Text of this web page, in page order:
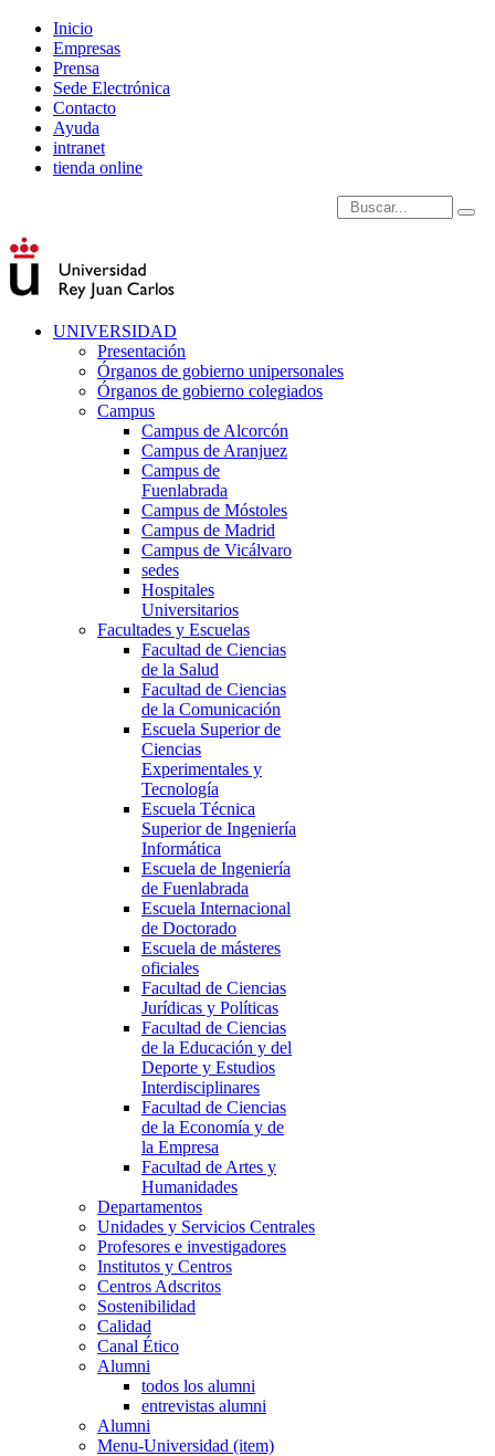
Inicio
Empresas
Prensa
Sede Electrónica
Contacto
Ayuda
intranet
tienda online
Introduce términos de
UNIVERSIDAD
Presentación
Órganos de gobierno unipersonales
Órganos de gobierno colegiados
Campus
Campus de Alcorcón
Campus de Aranjuez
Campus de
Fuenlabrada
Campus de Móstoles
Campus de Madrid
Campus de Vicálvaro
sedes
Hospitales
Universitarios
Facultades y Escuelas
Facultad de Ciencias
de la Salud
Facultad de Ciencias
de la Comunicación
Escuela Superior de
Ciencias
Experimentales y
Tecnología
Escuela Técnica
Superior de Ingeniería
Informática
Escuela de Ingeniería
de Fuenlabrada
Escuela Internacional
de Doctorado
Escuela de másteres
oficiales
Facultad de Ciencias
Jurídicas y Políticas
Facultad de Ciencias
de la Educación y del
Deporte y Estudios
Interdisciplinares
Facultad de Ciencias
de la Economía y de
la Empresa
Facultad de Artes y
Humanidades
Departamentos
Unidades y Servicios Centrales
Profesores e investigadores
Institutos y Centros
Centros Adscritos
Sostenibilidad
Calidad
Canal Ético
Alumni
todos los alumni
entrevistas alumni
Alumni
Menu-Universidad (item)